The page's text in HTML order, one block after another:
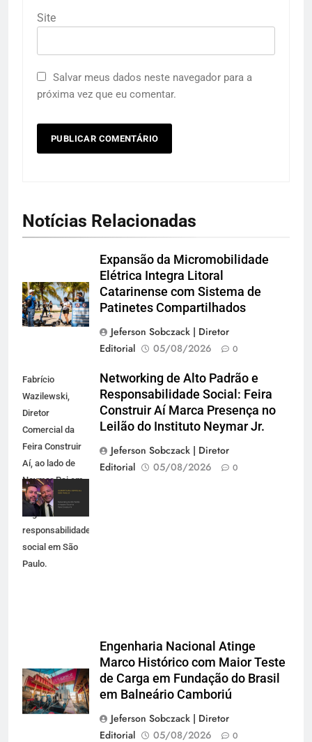
Site
Salvar meus dados neste navegador para a
próxima vez que eu comentar.
Notícias Relacionadas
Expansão da Micromobilidade
Elétrica Integra Litoral
Catarinense com Sistema de
Patinetes Compartilhados
Jeferson Sobczack | Diretor
Editorial
05/08/2026 0
Fabrício
Wazilewski,
Diretor
Comercial da
Feira Construir
Aí, ao lado de
Neymar Pai em
evento de
negócios e
responsabilidade
social em São
Paulo.
Networking de Alto Padrão e
Responsabilidade Social: Feira
Construir Aí Marca Presença no
Leilão do Instituto Neymar Jr.
Jeferson Sobczack | Diretor
Editorial
05/08/2026 0
Engenharia Nacional Atinge
Marco Histórico com Maior Teste
de Carga em Fundação do Brasil
em Balneário Camboriú
Jeferson Sobczack | Diretor
Editorial
05/08/2026 0